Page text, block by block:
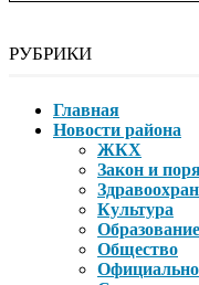
РУБРИКИ
Главная
Новости района
ЖКХ
Закон и
Культура
Образование
Общество
Официально